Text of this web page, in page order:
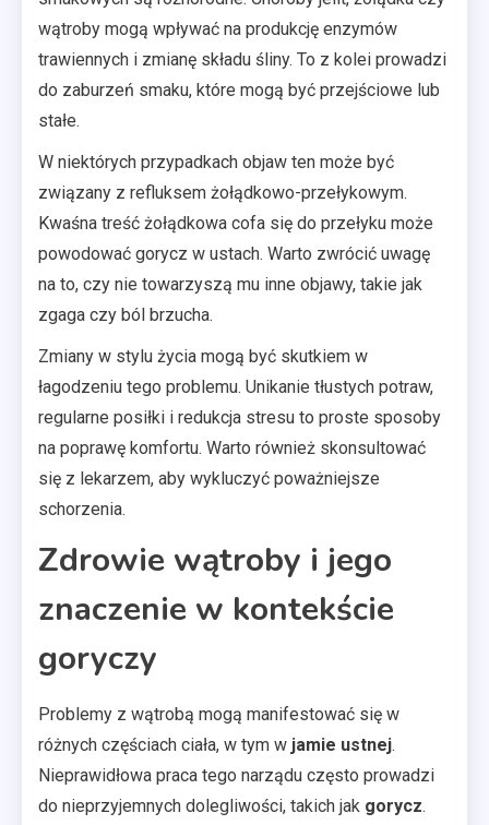
wątroby mogą wpływać na produkcję enzymów
trawiennych i zmianę składu śliny. To z kolei prowadzi
do zaburzeń smaku, które mogą być przejściowe lub
stałe.
W niektórych przypadkach objaw ten może być
związany z refluksem żołądkowo-przełykowym.
Kwaśna treść żołądkowa cofa się do przełyku może
powodować gorycz w ustach. Warto zwrócić uwagę
na to, czy nie towarzyszą mu inne objawy, takie jak
zgaga czy ból brzucha.
Zmiany w stylu życia mogą być skutkiem w
łagodzeniu tego problemu. Unikanie tłustych potraw,
regularne posiłki i redukcja stresu to proste sposoby
na poprawę komfortu. Warto również skonsultować
się z lekarzem, aby wykluczyć poważniejsze
schorzenia.
Zdrowie wątroby i jego
znaczenie w kontekście
goryczy
Problemy z wątrobą mogą manifestować się w
różnych częściach ciała, w tym w jamie ustnej.
Nieprawidłowa praca tego narządu często prowadzi
do nieprzyjemnych dolegliwości, takich jak gorycz.